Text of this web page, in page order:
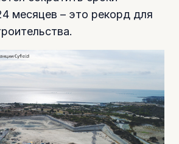
месяцев – это рекорд для